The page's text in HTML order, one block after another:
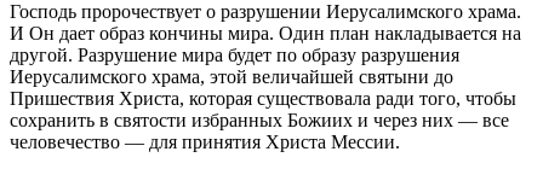
Господь пророчествует о разрушении Иерусалимского храма.
И Он дает образ кончины мира. Один план накладывается на
другой. Разрушение мира будет по образу разрушения
Иерусалимского храма, этой величайшей святыни до
Пришествия Христа, которая существовала ради того, чтобы
сохранить в святости избранных Божиих и через них — все
человечество — для принятия Христа Мессии.